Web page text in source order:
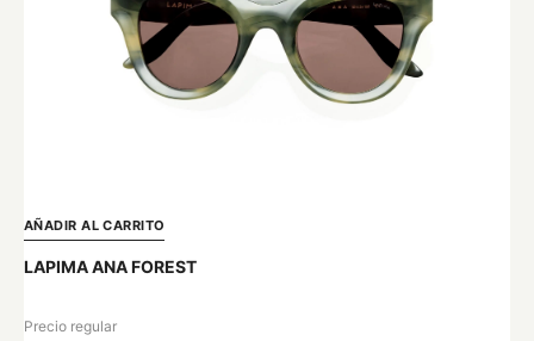
AÑADIR AL CARRITO
LAPIMA ANA FOREST
Precio regular